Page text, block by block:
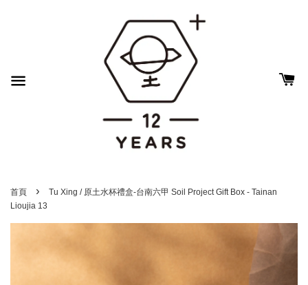
首頁 ›
Tu Xing / 原土水杯禮盒-台南六甲 Soil Project Gift Box - Tainan
Lioujia 13